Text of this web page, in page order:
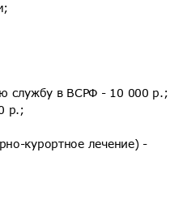
службу в ВСРФ - 10 000 р.;
р.;
курортное лечение) -